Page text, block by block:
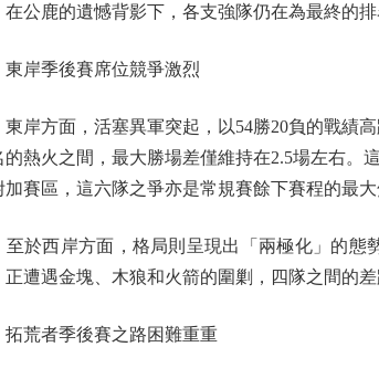
鹿的遺憾背影下，各支強隊仍在為最終的排
季後賽席位競爭激烈
方面，活塞異軍突起，以54勝20負的戰績高
的熱火之間，最大勝場差僅維持在2.5場左右。
加賽區，這六隊之爭亦是常規賽餘下賽程的最大
西岸方面，格局則呈現出「兩極化」的態勢
正遭遇金塊、木狼和火箭的圍剿，四隊之間的
者季後賽之路困難重重